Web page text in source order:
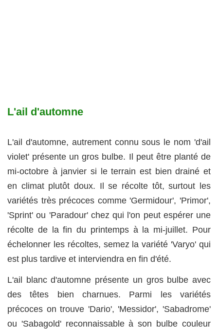
L'ail d'automne
L'ail d'automne, autrement connu sous le nom 'd'ail
violet' présente un gros bulbe. Il peut être planté de
mi-octobre à janvier si le terrain est bien drainé et
en climat plutôt doux. Il se récolte tôt, surtout les
variétés très précoces comme 'Germidour', 'Primor',
'Sprint' ou 'Paradour' chez qui l'on peut espérer une
récolte de la fin du printemps à la mi-juillet. Pour
échelonner les récoltes, semez la variété 'Varyo' qui
est plus tardive et interviendra en fin d'été.
L'ail blanc d'automne présente un gros bulbe avec
des têtes bien charnues. Parmi les variétés
précoces on trouve 'Dario', 'Messidor', 'Sabadrome'
ou 'Sabagold' reconnaissable à son bulbe couleur